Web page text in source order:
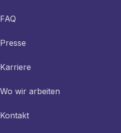
FAQ
Presse
Karriere
Wo wir arbeiten
Kontakt